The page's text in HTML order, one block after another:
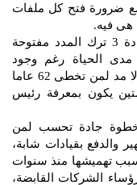
مع ضرورة فتح كل ملفات
هى فيه.
الغريب ان قانون قطاع الأعمال وفق المادة 3 ترك المدد مفتوحة
مدى الحياة رغم وجود
المادتين 45 و46 الخاصتين بإنهاء الخدمة، ولا مد لمن تخطى 62 عاما
يكون بمعرفة رئيس
خطوة جادة تحسب لمن
والدفع بقيادات شابة،
تهميشها منذ سنوات
الشركات القابضة،